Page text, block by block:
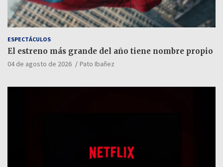
ESPECTÁCULOS
El estreno más grande del año tiene nombre propio
04 de agosto de 2026 Pato Ibañez